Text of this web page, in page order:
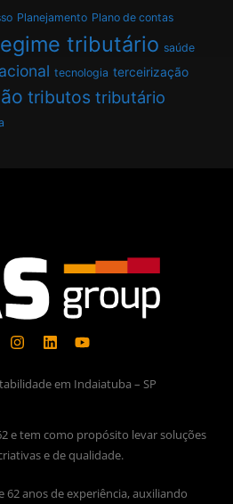
Planejamento Plano de contas
tributário saúde
tecnologia terceirização
tributos tributário
em Indaiatuba – SP
e tem como propósito levar soluções
e de qualidade.
62 anos de experiência, auxiliando